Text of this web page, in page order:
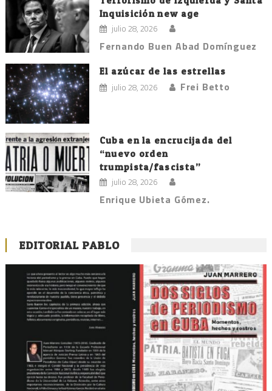
Inquisición new age
julio 28, 2026
Fernando Buen Abad Domínguez
El azúcar de las estrellas
julio 28, 2026 Frei Betto
Cuba en la encrucijada del
“nuevo orden
trumpista/fascista”
julio 28, 2026
Enrique Ubieta Gómez.
EDITORIAL PABLO